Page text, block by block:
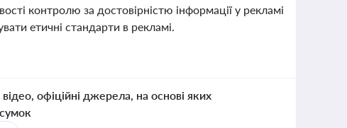
контролю за достовірністю інформації у рекламі
етичні стандарти в рекламі.
офіційні джерела, на основі яких